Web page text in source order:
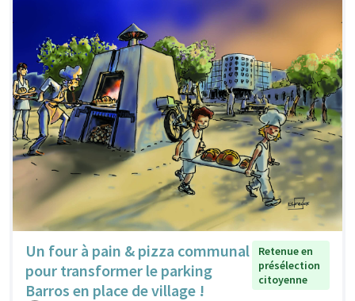
Un four à pain & pizza communal
pour transformer le parking
Barros en place de village !
Retenue en
présélection
citoyenne